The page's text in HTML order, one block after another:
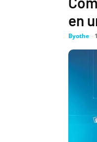
en
Byothe -